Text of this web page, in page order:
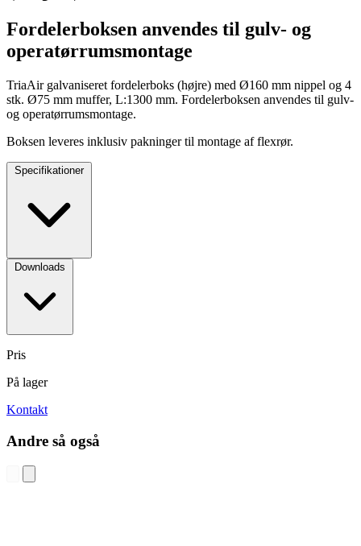
Fordelerboksen anvendes til gulv- og
operatørrumsmontage
TriaAir galvaniseret fordelerboks (højre) med Ø160 mm nippel og 4
stk. Ø75 mm muffer, L:1300 mm. Fordelerboksen anvendes til gulv-
og operatørrumsmontage.
Boksen leveres inklusiv pakninger til montage af flexrør.
Specifikationer
Downloads
Pris
På lager
Kontakt
Andre så også